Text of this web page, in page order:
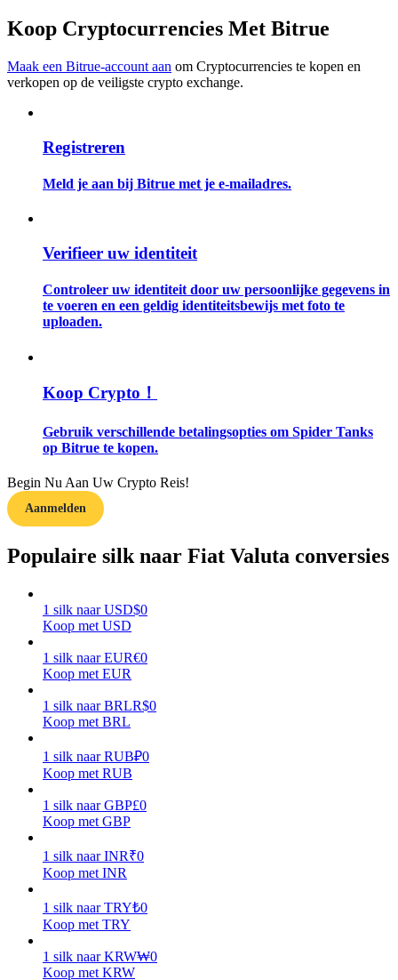
Big data-analyse inclusief handelsinformatie, enz.
Futures-startgids
Handelsstrategieën
Verdienen
Macht varkentje
Verdien dagelijks competitieve beloningen
Koop Cryptocurrencies Met Bitrue
Maak een Bitrue-account aan om Cryptocurrencies te kopen en
verkopen op de veiligste crypto exchange.
Registreren
Meld je aan bij Bitrue met je e-mailadres.
Verifieer uw identiteit
Controleer uw identiteit door uw persoonlijke gegevens in
te voeren en een geldig identiteitsbewijs met foto te
uploaden.
Koop Crypto！
Gebruik verschillende betalingsopties om Spider Tanks
op Bitrue te kopen.
Begin Nu Aan Uw Crypto Reis!
Aanmelden
Populaire silk naar Fiat Valuta conversies
1 silk naar USD$0
Koop met USD
1 silk naar EUR€0
Koop met EUR
1 silk naar BRLR$0
Koop met BRL
1 silk naar RUB₽0
Koop met RUB
1 silk naar GBP£0
Koop met GBP
1 silk naar INR₹0
Koop met INR
1 silk naar TRY₺0
Koop met TRY
1 silk naar KRW₩0
Koop met KRW